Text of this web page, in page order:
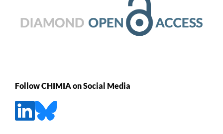
Follow CHIMIA on Social Media